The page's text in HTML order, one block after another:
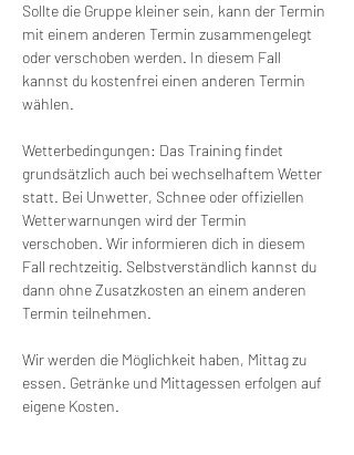
Sollte die Gruppe kleiner sein, kann der Termin
mit einem anderen Termin zusammengelegt
oder verschoben werden. In diesem Fall
kannst du kostenfrei einen anderen Termin
wählen.
Wetterbedingungen: Das Training findet
grundsätzlich auch bei wechselhaftem Wetter
statt. Bei Unwetter, Schnee oder offiziellen
Wetterwarnungen wird der Termin
verschoben. Wir informieren dich in diesem
Fall rechtzeitig. Selbstverständlich kannst du
dann ohne Zusatzkosten an einem anderen
Termin teilnehmen.
Wir werden die Möglichkeit haben, Mittag zu
essen. Getränke und Mittagessen erfolgen auf
eigene Kosten.